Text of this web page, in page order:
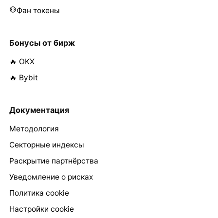
Фан токены
Бонусы от бирж
🔥 OKX
🔥 Bybit
Документация
Методология
Секторные индексы
Раскрытие партнёрства
Уведомление о рисках
Политика cookie
Настройки cookie